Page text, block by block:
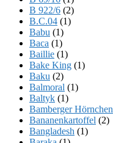
B 922/6 (2)
B.C.04 (1)
Babu (1)
Baca (1)
Baillie (1)
Bake King (1)
Baku (2)
Balmoral (1)
Baltyk (1)
Bamberger Hörnchen
Bananenkartoffel (2)
Bangladesh (1)